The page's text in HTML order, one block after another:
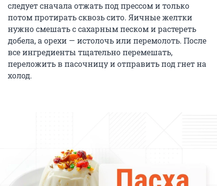
следует сначала отжать под прессом и только
потом протирать сквозь сито. Яичные желтки
нужно смешать с сахарным песком и растереть
добела, а орехи — истолочь или перемолоть. После
все ингредиенты тщательно перемешать,
переложить в пасочницу и отправить под гнет на
холод.